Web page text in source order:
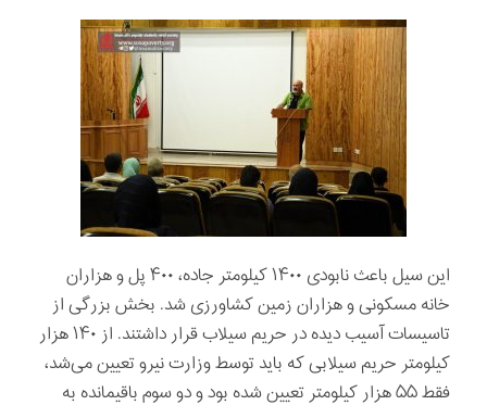
این سیل باعث نابودی ۱۴۰۰ کیلومتر جاده، ۴۰۰ پل و هزاران
خانه مسکونی و هزاران زمین کشاورزی شد. بخش بزرگی از
تاسیسات آسیب دیده در حریم سیلاب قرار داشتند. از ۱۴۰ هزار
کیلومتر حریم سیلابی که باید توسط وزارت نیرو تعیین می‌شد،
فقط ۵۵ هزار کیلومتر تعیین شده بود و دو سوم باقیمانده به